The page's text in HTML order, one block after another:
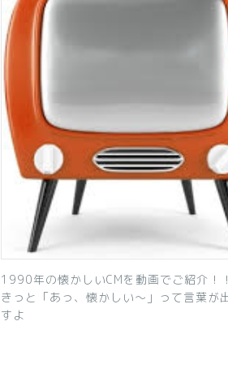
1990年の懐かしいCMを動画でご紹介！！
きっと「あっ、懐かしい～」って言葉が
すよ